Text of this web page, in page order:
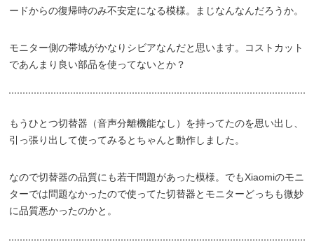
ードからの復帰時のみ不安定になる模様。まじなんなんだろうか。
モニター側の帯域がかなりシビアなんだと思います。コストカット
であんまり良い部品を使ってないとか？
もうひとつ切替器（音声分離機能なし）を持ってたのを思い出し、
引っ張り出して使ってみるとちゃんと動作しました。
なので切替器の品質にも若干問題があった模様。でもXiaomiのモニ
ターでは問題なかったので使ってた切替器とモニターどっちも微妙
に品質悪かったのかと。